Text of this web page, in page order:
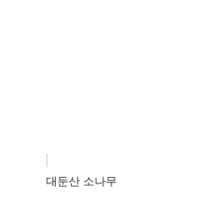
대둔산 소나무